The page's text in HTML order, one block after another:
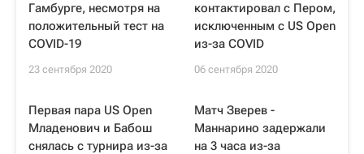
Гамбурге, несмотря на
положительный тест на
COVID-19
23 сентября 2020
контактировал с Пером,
исключенным с US Open
из-за COVID
06 сентября 2020
Первая пара US Open
Младенович и Бабош
снялась с турнира из-за
Матч Зверев -
Маннарино задержали
на 3 часа из-за